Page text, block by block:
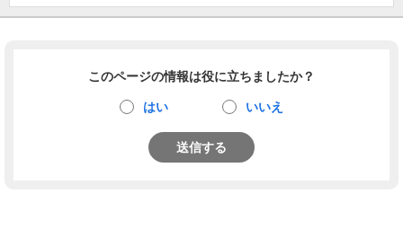
このページの情報は役に立ちましたか？
はい いいえ
送信する